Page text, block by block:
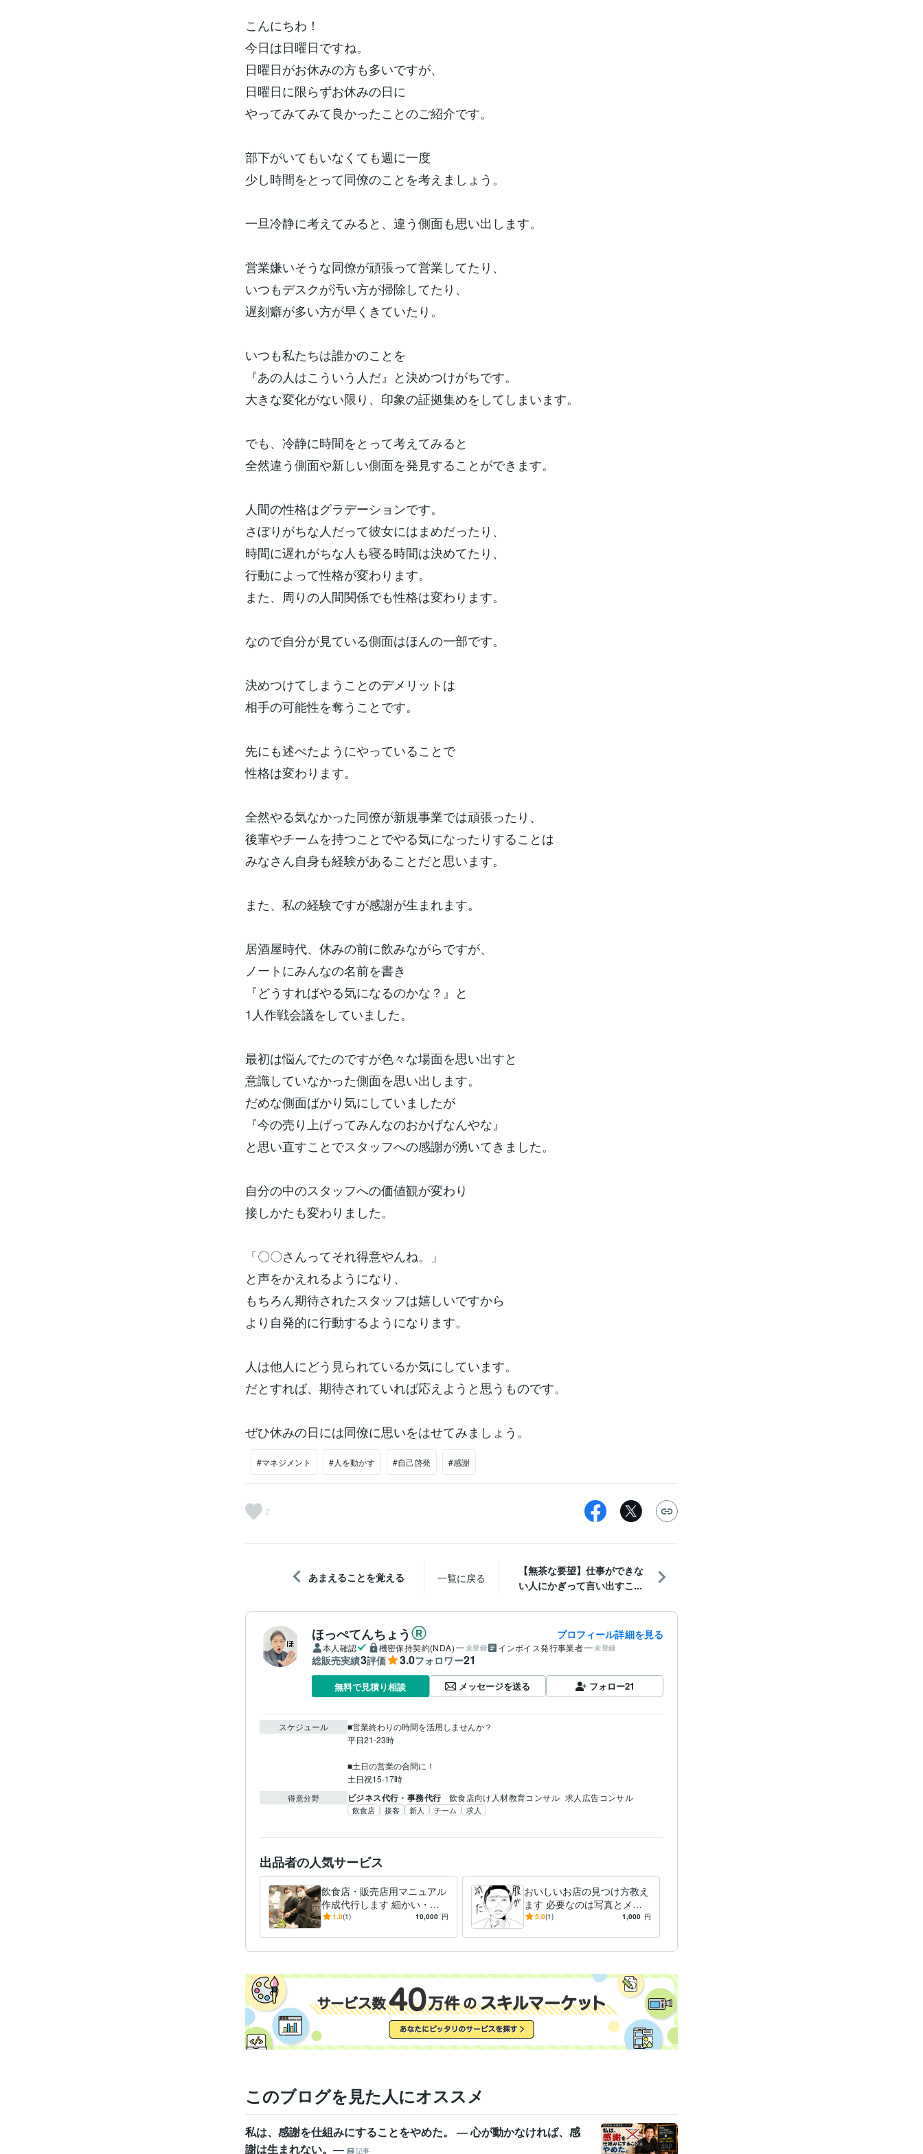
こんにちわ！
今日は日曜日ですね。
日曜日がお休みの方も多いですが、
日曜日に限らずお休みの日に
やってみてみて良かったことのご紹介です。
部下がいてもいなくても週に一度
少し時間をとって同僚のことを考えましょう。
一旦冷静に考えてみると、違う側面も思い出します。
営業嫌いそうな同僚が頑張って営業してたり、
いつもデスクが汚い方が掃除してたり、
遅刻癖が多い方が早くきていたり。
いつも私たちは誰かのことを
『あの人はこういう人だ』と決めつけがちです。
大きな変化がない限り、印象の証拠集めをしてしまいます。
でも、冷静に時間をとって考えてみると
全然違う側面や新しい側面を発見することができます。
人間の性格はグラデーションです。
さぼりがちな人だって彼女にはまめだったり、
時間に遅れがちな人も寝る時間は決めてたり、
行動によって性格が変わります。
また、周りの人間関係でも性格は変わります。
なので自分が見ている側面はほんの一部です。
決めつけてしまうことのデメリットは
相手の可能性を奪うことです。
先にも述べたようにやっていることで
性格は変わります。
全然やる気なかった同僚が新規事業では頑張ったり、
後輩やチームを持つことでやる気になったりすることは
みなさん自身も経験があることだと思います。
また、私の経験ですが感謝が生まれます。
居酒屋時代、休みの前に飲みながらですが、
ノートにみんなの名前を書き
『どうすればやる気になるのかな？』と
1人作戦会議をしていました。
最初は悩んでたのですが色々な場面を思い出すと
意識していなかった側面を思い出します。
だめな側面ばかり気にしていましたが
『今の売り上げってみんなのおかげなんやな』
と思い直すことでスタッフへの感謝が湧いてきました。
自分の中のスタッフへの価値観が変わり
接しかたも変わりました。
「〇〇さんってそれ得意やんね。」
と声をかえれるようになり、
もちろん期待されたスタッフは嬉しいですから
より自発的に行動するようになります。
人は他人にどう見られているか気にしています。
だとすれば、期待されていれば応えようと思うものです。
ぜひ休みの日には同僚に思いをはせてみましょう。
#マネジメント #人を動かす #自己啓発 #感謝
2
あまえることを覚える 一覧に戻る
【無茶な要望】仕事ができな
い人にかぎって言い出すこ...
ほっぺてんちょう プロフィール詳細を見る
本人確認 機密保持契約(NDA) 未登録 インボイス発行事業者 未登録
総販売実績3評価 3.0フォロワー21
無料で見積り相談 メッセージを送る フォロー21
スケジュール
■営業終わりの時間を活用しませんか？
平日21-23時
■土日の営業の合間に！
土日祝15-17時
得意分野 ビジネス代行・事務代行 飲食店向け人材教育コンサル 求人広告コンサル
飲食店 接客 新人 チーム 求人
出品者の人気サービス
飲食店・販売店用マニュアル
作成代行します 細かい・使
いやすいマニュアルはいかが
1.0(1) 10,000 円
おいしいお店の見つけ方教え
ます 必要なのは写真とメニ
ューだけで見つけられるよう
5.0(1) 1,000 円
このブログを見た人にオススメ
私は、感謝を仕組みにすることをやめた。 ― 心が動かなければ、感
謝は生まれない。―
記事